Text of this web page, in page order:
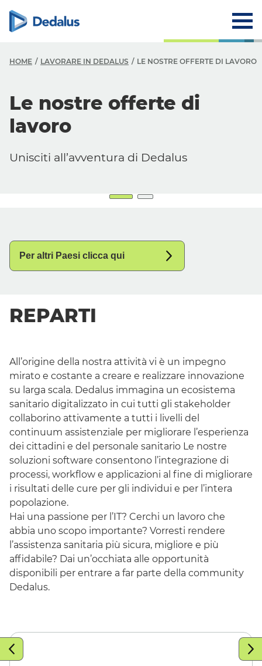
Le nostre offerte di Lavoro
HOME LAVORARE IN DEDALUS LE NOSTRE OFFERTE DI LAVORO
Le nostre offerte di
lavoro
Unisciti all’avventura di Dedalus
Per altri Paesi clicca qui
REPARTI
All’origine della nostra attività vi è un impegno
mirato e costante a creare e realizzare innovazione
su larga scala. Dedalus immagina un ecosistema
sanitario digitalizzato in cui tutti gli stakeholder
collaborino attivamente a tutti i livelli del
continuum assistenziale per migliorare l’esperienza
dei cittadini e del personale sanitario Le nostre
soluzioni software consentono l’integrazione di
processi, workflow e applicazioni al fine di migliorare
i risultati delle cure per gli individui e per l’intera
popolazione.
Hai una passione per l’IT? Cerchi un lavoro che
abbia uno scopo importante? Vorresti rendere
l’assistenza sanitaria più sicura, migliore e più
affidabile? Dai un’occhiata alle opportunità
disponibili per entrare a far parte della community
Dedalus.